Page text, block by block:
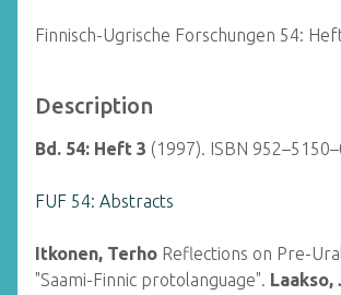
Finnisch-Ugrische Forschungen 54:
Description
Bd. 54: Heft 3 (1997). ISBN
FUF 54: Abstracts
Itkonen, Terho Reflections on Pre-
"Saami-Finnic protolanguage". Laakso,